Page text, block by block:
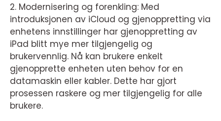
2. Modernisering og forenkling: Med
introduksjonen av iCloud og gjenoppretting via
enhetens innstillinger har gjenoppretting av
iPad blitt mye mer tilgjengelig og
brukervennlig. Nå kan brukere enkelt
gjenopprette enheten uten behov for en
datamaskin eller kabler. Dette har gjort
prosessen raskere og mer tilgjengelig for alle
brukere.